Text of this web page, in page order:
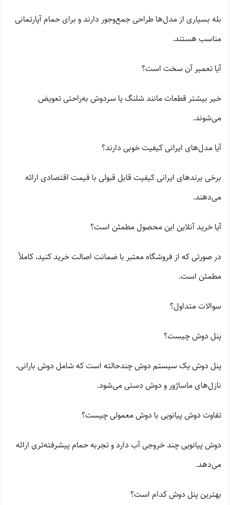
بله بسیاری از مدل‌ها طراحی جمع‌وجور دارند و برای حمام آپارتمانی
مناسب هستند.
آیا تعمیر آن سخت است؟
خیر بیشتر قطعات مانند شلنگ یا سردوش به‌راحتی تعویض
می‌شوند.
آیا مدل‌های ایرانی کیفیت خوبی دارند؟
برخی برندهای ایرانی کیفیت قابل قبولی با قیمت اقتصادی ارائه
می‌دهند.
آیا خرید آنلاین این محصول مطمئن است؟
در صورتی که از فروشگاه معتبر با ضمانت اصالت خرید کنید، کاملاً
مطمئن است.
سوالات متداول؟
پنل دوش چیست؟
پنل دوش یک سیستم دوش چندحالته است که شامل دوش بارانی،
نازل‌های ماساژور و دوش دستی می‌شود.
تفاوت دوش پیانویی با دوش معمولی چیست؟
دوش پیانویی چند خروجی آب دارد و تجربه حمام پیشرفته‌تری ارائه
می‌دهد.
بهترین پنل دوش کدام است؟